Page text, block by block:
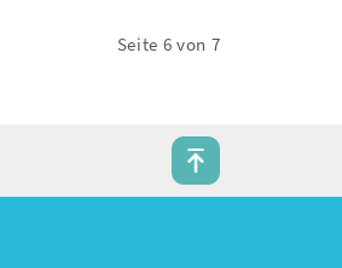
Seite 6 von 7